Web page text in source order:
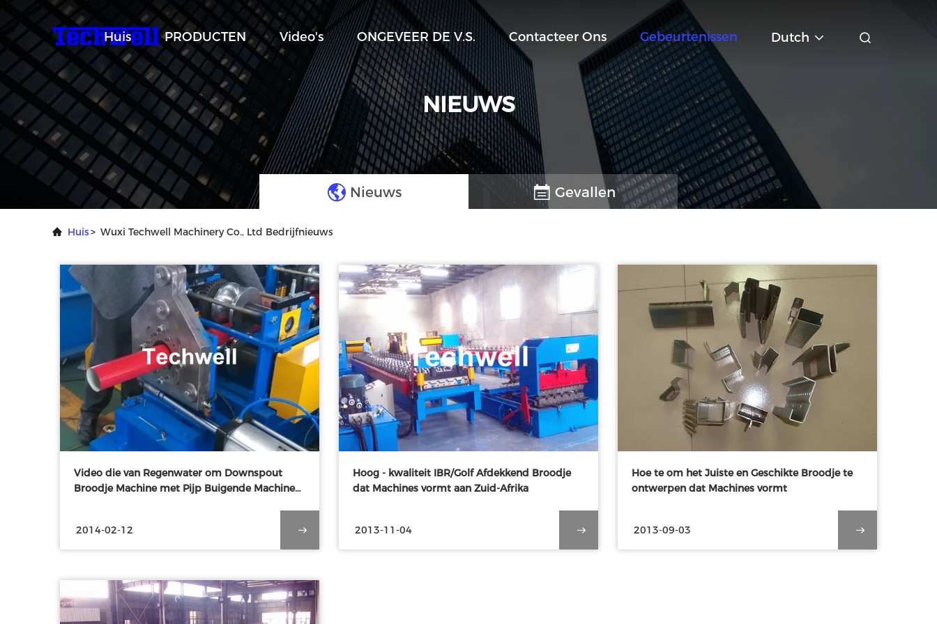
Huis PRODUCTEN Video's ONGEVEER DE V.S. Contacteer Ons Gebeurtenissen Dutch
NIEUWS
Nieuws Gevallen
Huis> Wuxi Techwell Machinery Co., Ltd Bedrijfnieuws
Video die van Regenwater om Downspout
Broodje Machine met Pijp Buigende Machine
2014-02-12
Hoog - kwaliteit IBR/Golf Afdekkend Broodje
dat Machines vormt aan Zuid-Afrika
2013-11-04
Hoe te om het Juiste en Geschikte Broodje te
ontwerpen dat Machines vormt
2013-09-03